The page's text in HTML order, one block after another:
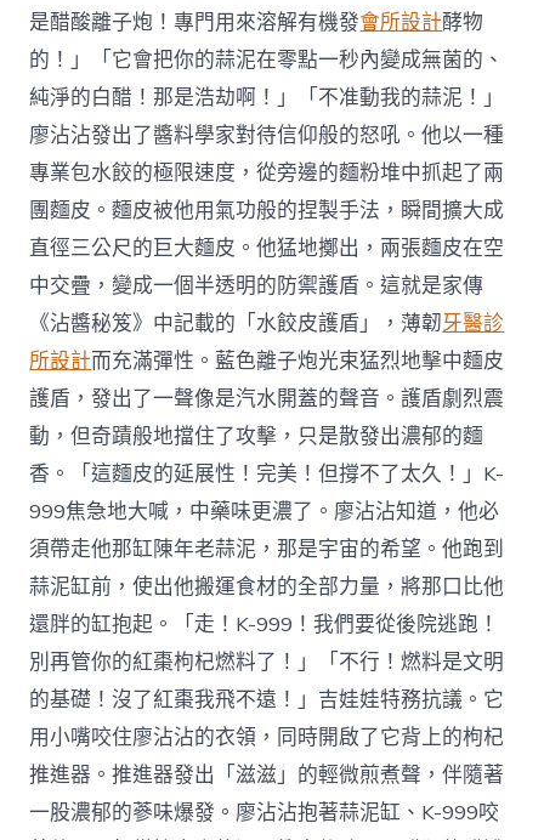
是醋酸離子炮！專門用來溶解有機發會所設計酵物
的！」「它會把你的蒜泥在零點一秒內變成無菌的、
純淨的白醋！那是浩劫啊！」「不准動我的蒜泥！」
廖沾沾發出了醬料學家對待信仰般的怒吼。他以一種
專業包水餃的極限速度，從旁邊的麵粉堆中抓起了兩
團麵皮。麵皮被他用氣功般的捏製手法，瞬間擴大成
直徑三公尺的巨大麵皮。他猛地擲出，兩張麵皮在空
中交疊，變成一個半透明的防禦護盾。這就是家傳
《沾醬秘笈》中記載的「水餃皮護盾」，薄韌牙醫診
所設計而充滿彈性。藍色離子炮光束猛烈地擊中麵皮
護盾，發出了一聲像是汽水開蓋的聲音。護盾劇烈震
動，但奇蹟般地擋住了攻擊，只是散發出濃郁的麵
香。「這麵皮的延展性！完美！但撐不了太久！」K-
999焦急地大喊，中藥味更濃了。廖沾沾知道，他必
須帶走他那缸陳年老蒜泥，那是宇宙的希望。他跑到
蒜泥缸前，使出他搬運食材的全部力量，將那口比他
還胖的缸抱起。「走！K-999！我們要從後院逃跑！
別再管你的紅棗枸杞燃料了！」「不行！燃料是文明
的基礎！沒了紅棗我飛不遠！」吉娃娃特務抗議。它
用小嘴咬住廖沾沾的衣領，同時開啟了它背上的枸杞
推進器。推進器發出「滋滋」的輕微煎煮聲，伴隨著
一股濃郁的蔘味爆發。廖沾沾抱著蒜泥缸、K-999咬